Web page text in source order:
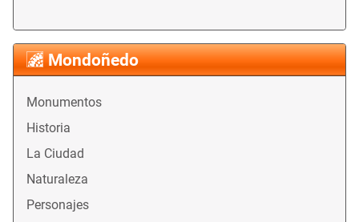
Mondoñedo
Monumentos
Historia
La Ciudad
Naturaleza
Personajes